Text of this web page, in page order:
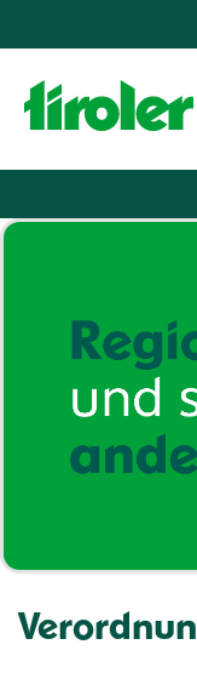
Service
Meine TIROLER
Karriere